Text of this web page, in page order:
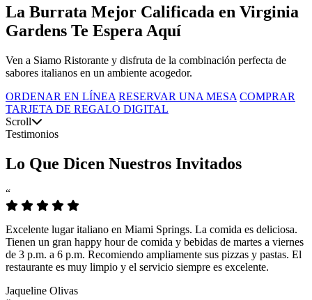
La Burrata Mejor Calificada en Virginia
Gardens Te Espera Aquí
Ven a Siamo Ristorante y disfruta de la combinación perfecta de
sabores italianos en un ambiente acogedor.
ORDENAR EN LÍNEA RESERVAR UNA MESA COMPRAR
TARJETA DE REGALO DIGITAL
Scroll
Testimonios
Lo Que Dicen Nuestros Invitados
“
Excelente lugar italiano en Miami Springs. La comida es deliciosa.
Tienen un gran happy hour de comida y bebidas de martes a viernes
de 3 p.m. a 6 p.m. Recomiendo ampliamente sus pizzas y pastas. El
restaurante es muy limpio y el servicio siempre es excelente.
Jaqueline Olivas